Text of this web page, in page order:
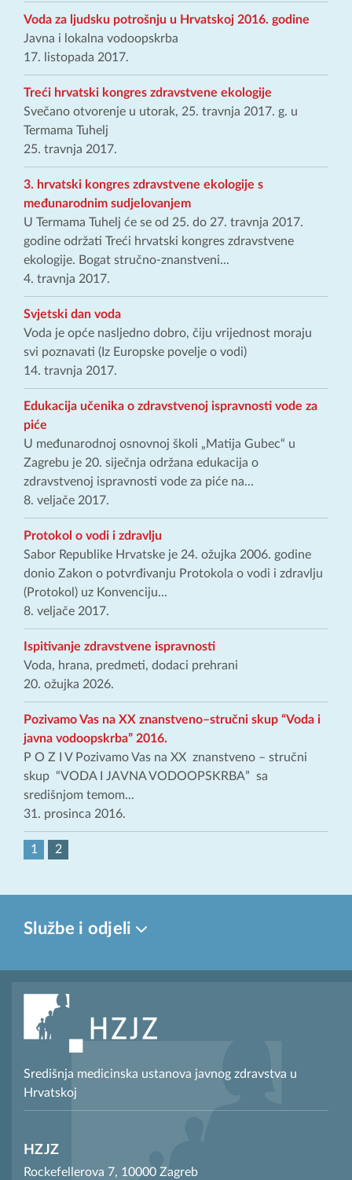
Voda za ljudsku potrošnju u Hrvatskoj 2016. godine
Javna i lokalna vodoopskrba
17. listopada 2017.
Treći hrvatski kongres zdravstvene ekologije
Svečano otvorenje u utorak, 25. travnja 2017. g. u
Termama Tuhelj
25. travnja 2017.
3. hrvatski kongres zdravstvene ekologije s
međunarodnim sudjelovanjem
U Termama Tuhelj će se od 25. do 27. travnja 2017.
godine održati Treći hrvatski kongres zdravstvene
ekologije. Bogat stručno-znanstveni...
4. travnja 2017.
Svjetski dan voda
Voda je opće nasljedno dobro, čiju vrijednost moraju
svi poznavati (Iz Europske povelje o vodi)
14. travnja 2017.
Edukacija učenika o zdravstvenoj ispravnosti vode za
piće
U međunarodnoj osnovnoj školi „Matija Gubec“ u
Zagrebu je 20. siječnja održana edukacija o
zdravstvenoj ispravnosti vode za piće na...
8. veljače 2017.
Protokol o vodi i zdravlju
Sabor Republike Hrvatske je 24. ožujka 2006. godine
donio Zakon o potvrđivanju Protokola o vodi i zdravlju
(Protokol) uz Konvenciju...
8. veljače 2017.
Ispitivanje zdravstvene ispravnosti
Voda, hrana, predmeti, dodaci prehrani
20. ožujka 2026.
Pozivamo Vas na XX znanstveno–stručni skup “Voda i
javna vodoopskrba” 2016.
P O Z I V Pozivamo Vas na XX znanstveno – stručni
skup “VODA I JAVNA VODOOPSKRBA” sa
središnjom temom...
31. prosinca 2016.
1 2
Službe i odjeli
Središnja medicinska ustanova javnog zdravstva u
Hrvatskoj
HZJZ
Rockefellerova 7, 10000 Zagreb